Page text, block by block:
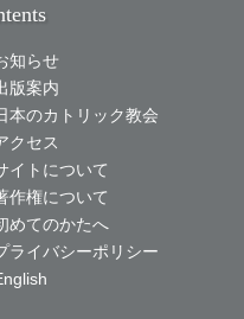
知らせ
版案内
本のカトリック教会
クセス
イトについて
作権について
めてのかたへ
ライバシーポリシー